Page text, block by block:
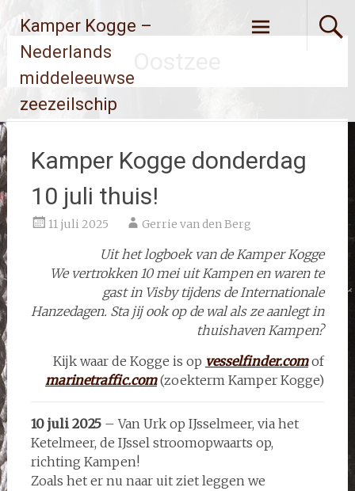
naarKamper Kogge –
Nederlands
middeleeuwse
zeezeilschip
Kamper Kogge donderdag
10 juli thuis!
11 juli 2025 Gerrie van den Berg
Uit het logboek van de Kamper Kogge
We vertrokken 10 mei uit Kampen en waren te
gast in Visby tijdens de Internationale
Hanzedagen. Sta jij ook op de wal als ze aanlegt in
thuishaven Kampen?
Kijk waar de Kogge is op vesselfinder.comof
marinetraffic.com(zoekterm Kamper Kogge)
10 juli 2025– Van Urk op IJsselmeer, via het
Ketelmeer, de IJssel stroomopwaarts op,
richting Kampen!
Zoals het er nu naar uit ziet leggen we